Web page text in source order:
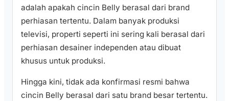
adalah apakah cincin Belly berasal dari brand
perhiasan tertentu. Dalam banyak produksi
televisi, properti seperti ini sering kali berasal dari
perhiasan desainer independen atau dibuat
khusus untuk produksi.
Hingga kini, tidak ada konfirmasi resmi bahwa
cincin Belly berasal dari satu brand besar tertentu.